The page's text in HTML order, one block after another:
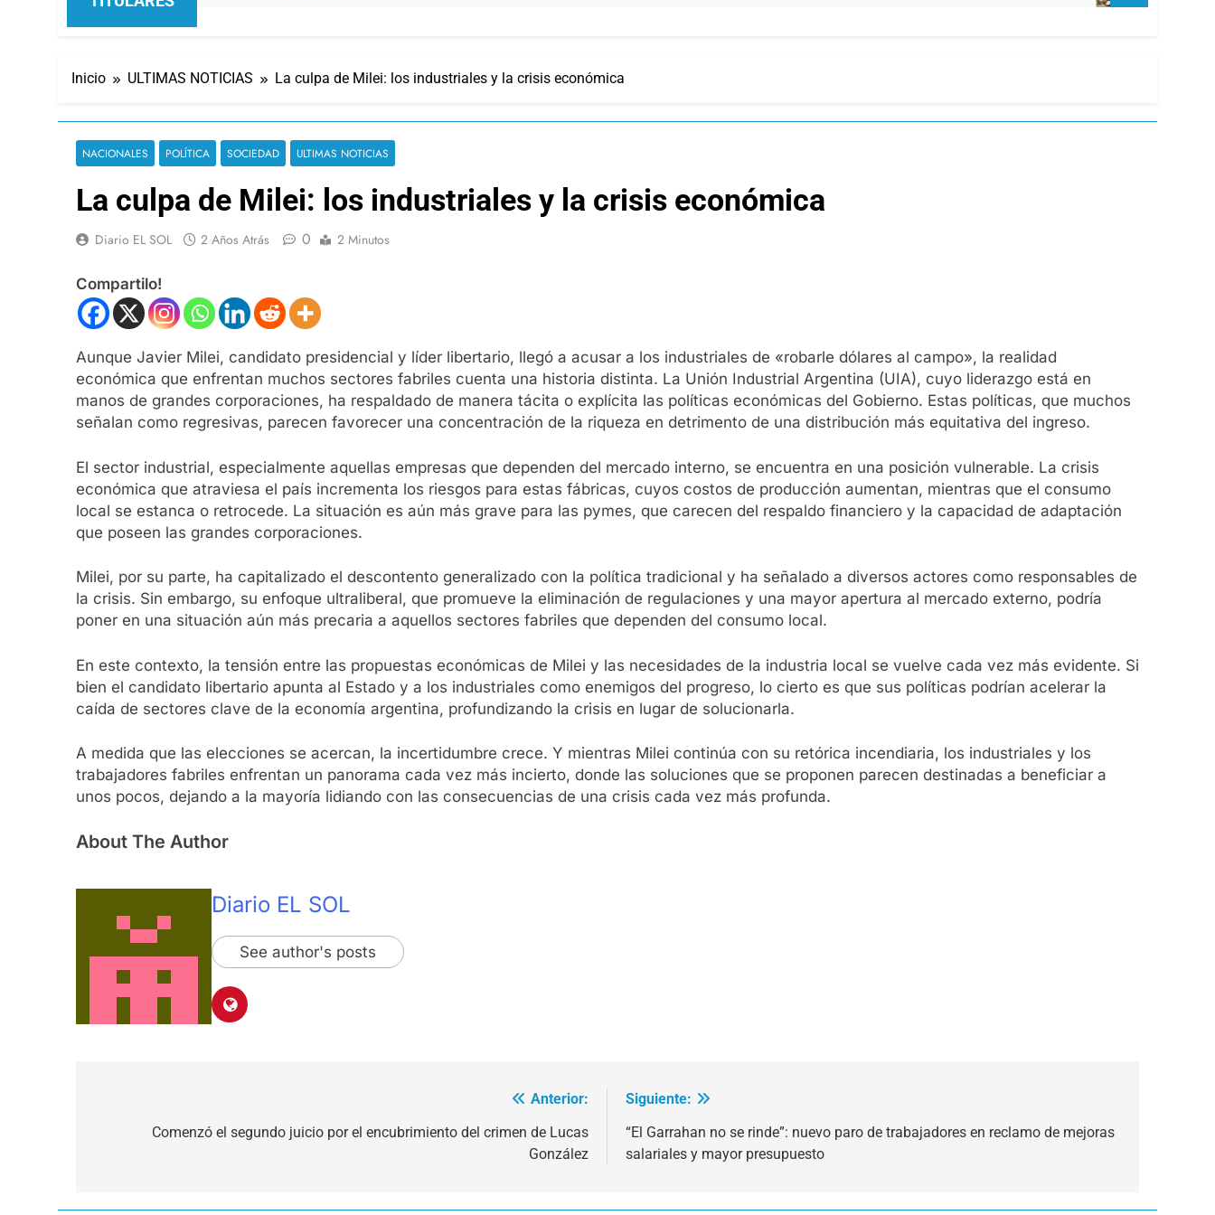
Inicio ULTIMAS NOTICIAS La culpa de Milei: los industriales y la crisis económica
NACIONALES POLÍTICA SOCIEDAD ULTIMAS NOTICIAS
La culpa de Milei: los industriales y la crisis económica
Diario EL SOL 2 Años Atrás 0 2 Minutos
Compartilo!
Aunque Javier Milei, candidato presidencial y líder libertario, llegó a acusar a los industriales de «robarle dólares al campo», la realidad
económica que enfrentan muchos sectores fabriles cuenta una historia distinta. La Unión Industrial Argentina (UIA), cuyo liderazgo está en
manos de grandes corporaciones, ha respaldado de manera tácita o explícita las políticas económicas del Gobierno. Estas políticas, que muchos
señalan como regresivas, parecen favorecer una concentración de la riqueza en detrimento de una distribución más equitativa del ingreso.
El sector industrial, especialmente aquellas empresas que dependen del mercado interno, se encuentra en una posición vulnerable. La crisis
económica que atraviesa el país incrementa los riesgos para estas fábricas, cuyos costos de producción aumentan, mientras que el consumo
local se estanca o retrocede. La situación es aún más grave para las pymes, que carecen del respaldo financiero y la capacidad de adaptación
que poseen las grandes corporaciones.
Milei, por su parte, ha capitalizado el descontento generalizado con la política tradicional y ha señalado a diversos actores como responsables de
la crisis. Sin embargo, su enfoque ultraliberal, que promueve la eliminación de regulaciones y una mayor apertura al mercado externo, podría
poner en una situación aún más precaria a aquellos sectores fabriles que dependen del consumo local.
En este contexto, la tensión entre las propuestas económicas de Milei y las necesidades de la industria local se vuelve cada vez más evidente. Si
bien el candidato libertario apunta al Estado y a los industriales como enemigos del progreso, lo cierto es que sus políticas podrían acelerar la
caída de sectores clave de la economía argentina, profundizando la crisis en lugar de solucionarla.
A medida que las elecciones se acercan, la incertidumbre crece. Y mientras Milei continúa con su retórica incendiaria, los industriales y los
trabajadores fabriles enfrentan un panorama cada vez más incierto, donde las soluciones que se proponen parecen destinadas a beneficiar a
unos pocos, dejando a la mayoría lidiando con las consecuencias de una crisis cada vez más profunda.
About The Author
Diario EL SOL
See author's posts
Anterior:
Comenzó el segundo juicio por el encubrimiento del crimen de Lucas
González
Siguiente:
“El Garrahan no se rinde”: nuevo paro de trabajadores en reclamo de mejoras
salariales y mayor presupuesto